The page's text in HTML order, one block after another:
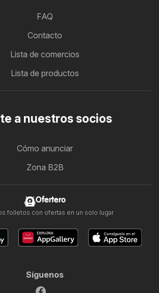
FAQ
Contacto
Lista de comercios
Lista de productos
a nuestros socios
Cómo anunciar
Zona B2B
Ofertero
folletos con ofertas en un solo lugar
Síguenos